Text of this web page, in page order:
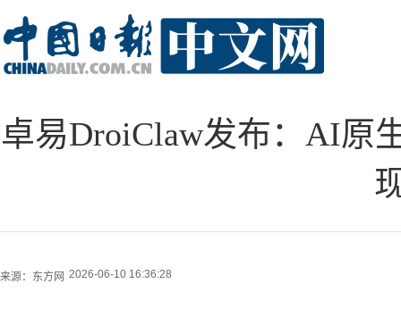
卓易DroiClaw发布：AI原
来源： 东方网 2026-06-10 16:36:28